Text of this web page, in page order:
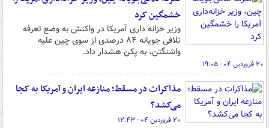
خشمگین کرد
وزیر خزانه داری آمریکا در واکنش به وضع تعرفه
تلافی جویانه ۸۴ درصدی از سوی چین علیه
واشنگتن، به پکن هشدار داد.
۲۰ فروردین ۰۴ - ۱۹:۰۵
مذاکرات در مسقط؛ منازعه ایران و آمریکا به کجا
می‌کشد؟
۲۰ فروردین ۰۴ - ۱۲:۴۳